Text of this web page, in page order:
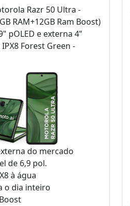
Razr 50 Ultra -
RAM+12GB Ram Boost)
pOLED e externa 4”
Forest Green -
do mercado
de 6,9 pol.
à água
o dia inteiro